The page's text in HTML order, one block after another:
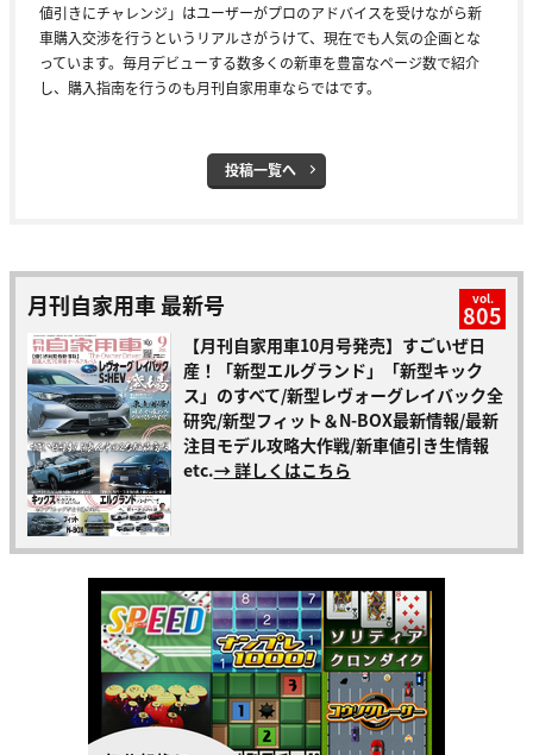
値引きにチャレンジ」はユーザーがプロのアドバイスを受けながら新
車購入交渉を行うというリアルさがうけて、現在でも人気の企画とな
っています。毎月デビューする数多くの新車を豊富なページ数で紹介
し、購入指南を行うのも月刊自家用車ならではです。
投稿一覧へ
月刊自家用車 最新号 vol.
805
【月刊自家用車10月号発売】すごいぜ日
産！「新型エルグランド」「新型キック
ス」のすべて/新型レヴォーグレイバック全
研究/新型フィット＆N-BOX最新情報/最新
注目モデル攻略大作戦/新車値引き生情報
etc.→ 詳しくはこちら